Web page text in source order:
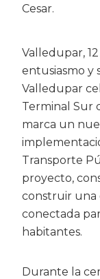
Cesar.
Valledupar,
entusiasmo y
Valledupar
Terminal Sur
marca un
Transporte
proyecto,
construir una
conectada
habitantes.
Durante la